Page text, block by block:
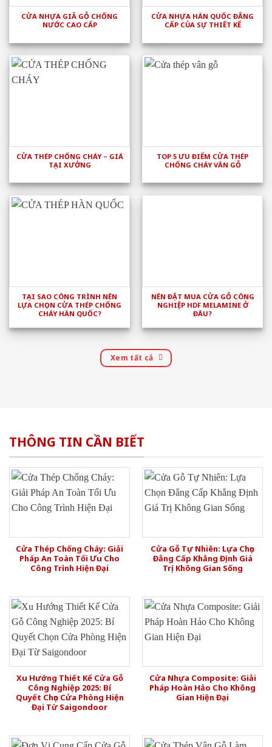
CỬA NHỰA GIẢ GỖ CHỐNG
NƯỚC CAO CẤP
CỬA NHỰA HÀN QUỐC ĐẲNG
CẤP CỦA SỰ THIẾT KẾ
CỬA THÉP CHỐNG CHÁY – GIÁ
TẠI XƯỞNG
TOP 5 ƯU ĐIỂM CỬA THÉP
CHỐNG CHÁY VÂN GỖ
TẠI SAO CÔNG TRÌNH NÊN
LỰA CHỌN CỬA THÉP CHỐNG
CHÁY HÀN QUỐC?
NÊN ĐẶT MUA CỬA GỖ CÔNG
NGHIỆP HDF MELAMINE Ở
ĐÂU?
Xem tất cả
THÔNG TIN CẦN BIẾT
Cửa Thép Chống Cháy: Giải
Pháp An Toàn Tối Ưu Cho
Công Trình Hiện Đại
Cửa Gỗ Tự Nhiên: Lựa Chọn
Đẳng Cấp Khẳng Định Giá
Trị Không Gian Sống
Xu Hướng Thiết Kế Cửa Gỗ
Công Nghiệp 2025: Bí
Quyết Chọn Cửa Phòng Hiện
Đại Từ Saigondoor
Cửa Nhựa Composite: Giải
Pháp Hoàn Hảo Cho Không
Gian Hiện Đại